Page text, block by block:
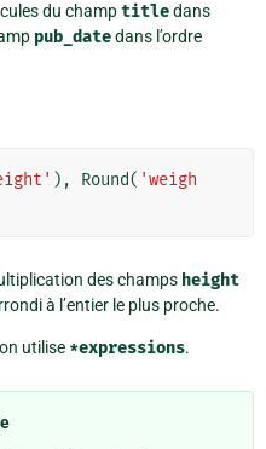
du champtitledans
pub_datedans l’ordre
), Round( 'weigh
des champs height
à l’entier le plus proche.
utilise *expressions.